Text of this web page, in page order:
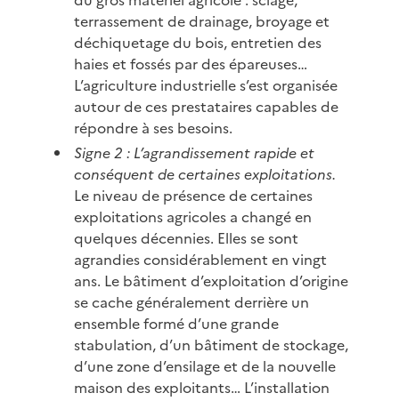
terrassement de drainage, broyage et
déchiquetage du bois, entretien des
haies et fossés par des épareuses…
L’agriculture industrielle s’est organisée
autour de ces prestataires capables de
répondre à ses besoins.
Signe 2 : L’agrandissement rapide et
conséquent de certaines exploitations.
Le niveau de présence de certaines
exploitations agricoles a changé en
quelques décennies. Elles se sont
agrandies considérablement en vingt
ans. Le bâtiment d’exploitation d’origine
se cache généralement derrière un
ensemble formé d’une grande
stabulation, d’un bâtiment de stockage,
d’une zone d’ensilage et de la nouvelle
maison des exploitants… L’installation